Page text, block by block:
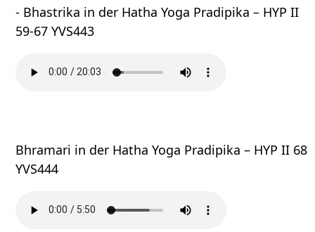
- Bhastrika in der Hatha Yoga Pradipika – HYP II
59-67 YVS443
Bhramari in der Hatha Yoga Pradipika – HYP II 68
YVS444